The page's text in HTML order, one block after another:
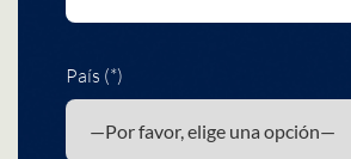
País (*)